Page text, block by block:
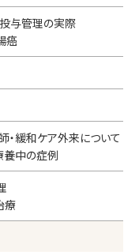
与管理の実際
癌
緩和ケア外来について
養中の症例
療